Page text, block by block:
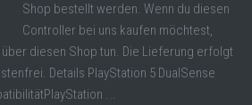
Shop bestellt werden. Wenn du diesen
Controller bei uns kaufen möchtest,
diesen Shop tun. Die Lieferung erfolgt
Details PlayStation 5 DualSense
...